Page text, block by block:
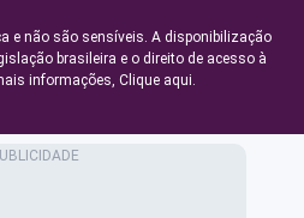
e não são sensíveis. A disponibilização
brasileira e o direito de acesso à
informações, Clique aqui.